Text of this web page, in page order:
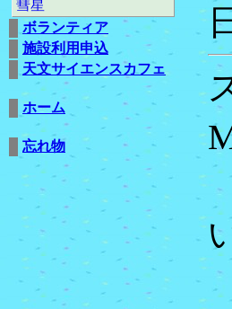
彗星
ボランティア
施設利用申込
天文サイエンスカフェ
ホーム
忘れ物